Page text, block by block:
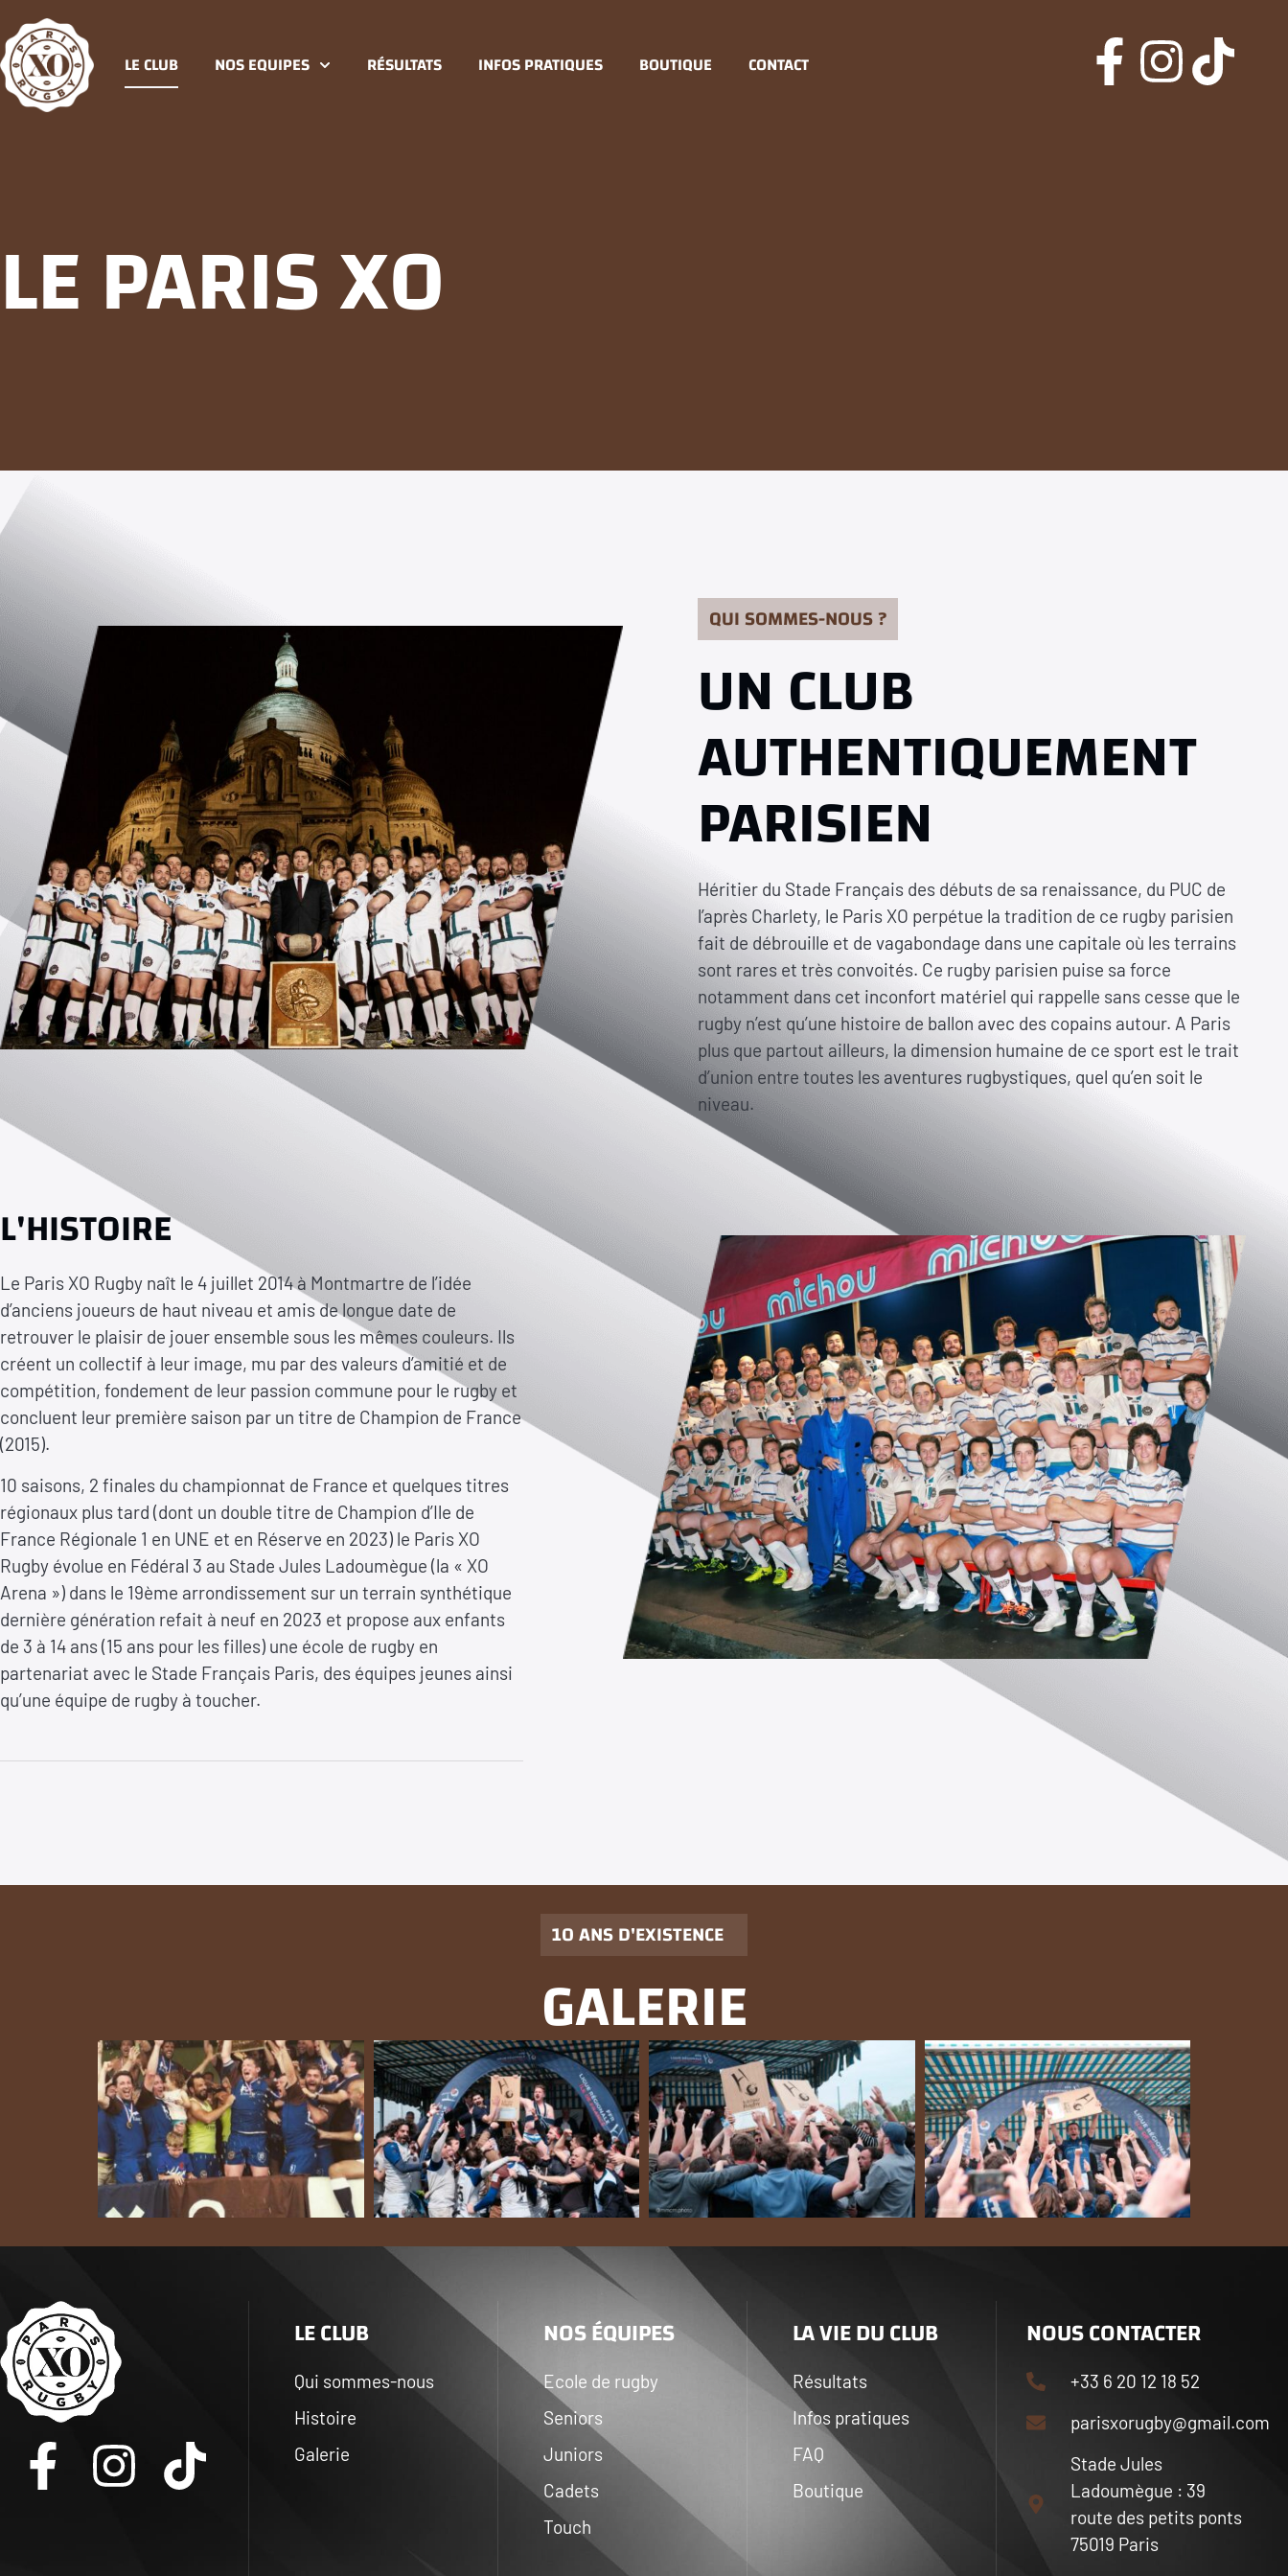
LE CLUB NOS EQUIPES RÉSULTATS INFOS PRATIQUES BOUTIQUE CONTACT
LE PARIS XO
QUI SOMMES-NOUS ?
UN CLUB
AUTHENTIQUEMENT
PARISIEN
Héritier du Stade Français des débuts de sa renaissance, du PUC de
l’après Charlety, le Paris XO perpétue la tradition de ce rugby parisien
fait de débrouille et de vagabondage dans une capitale où les terrains
sont rares et très convoités. Ce rugby parisien puise sa force
notamment dans cet inconfort matériel qui rappelle sans cesse que le
rugby n’est qu’une histoire de ballon avec des copains autour. A Paris
plus que partout ailleurs, la dimension humaine de ce sport est le trait
d’union entre toutes les aventures rugbystiques, quel qu’en soit le
niveau.
L'HISTOIRE
Le Paris XO Rugby naît le 4 juillet 2014 à Montmartre de l’idée
d’anciens joueurs de haut niveau et amis de longue date de
retrouver le plaisir de jouer ensemble sous les mêmes couleurs. Ils
créent un collectif à leur image, mu par des valeurs d’amitié et de
compétition, fondement de leur passion commune pour le rugby et
concluent leur première saison par un titre de Champion de France
(2015).
10 saisons, 2 finales du championnat de France et quelques titres
régionaux plus tard (dont un double titre de Champion d’Ile de
France Régionale 1 en UNE et en Réserve en 2023) le Paris XO
Rugby évolue en Fédéral 3 au Stade Jules Ladoumègue (la « XO
Arena ») dans le 19ème arrondissement sur un terrain synthétique
dernière génération refait à neuf en 2023 et propose aux enfants
de 3 à 14 ans (15 ans pour les filles) une école de rugby en
partenariat avec le Stade Français Paris, des équipes jeunes ainsi
qu’une équipe de rugby à toucher.
10 ANS D'EXISTENCE
GALERIE
LE CLUB
Qui sommes-nous
Histoire
Galerie
NOS ÉQUIPES
Ecole de rugby
Seniors
Juniors
Cadets
Touch
LA VIE DU CLUB
Résultats
Infos pratiques
FAQ
Boutique
NOUS CONTACTER
+33 6 20 12 18 52
parisxorugby@gmail.com
Stade Jules
Ladoumègue : 39
route des petits ponts
75019 Paris